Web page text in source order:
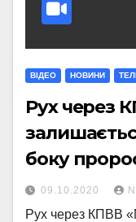
ВІДЕО НОВИНИ
Рух через
боку
09.10.2020
Рух через КПВВ